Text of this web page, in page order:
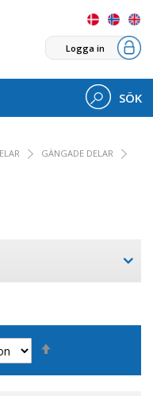
Logga in
SÖK
GÄNGADE DELAR